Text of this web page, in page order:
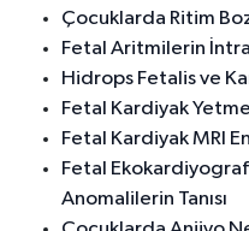
Çocuklarda Ritim
Fetal Aritmilerin
Hidrops Fetalis ve
Fetal Kardiyak
Fetal Kardiyak MRI
Fetal
Anomalilerin Tanısı